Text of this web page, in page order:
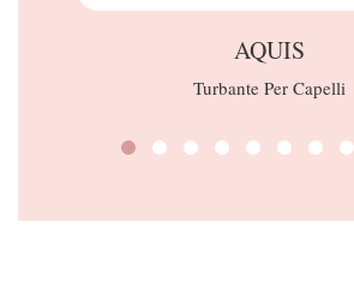
AQUIS
Turbante Per Capelli